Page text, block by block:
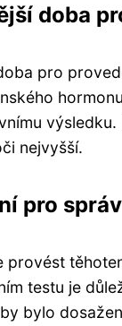
doba
pro
nejvyšší.
pro
provést
testu je
bylo